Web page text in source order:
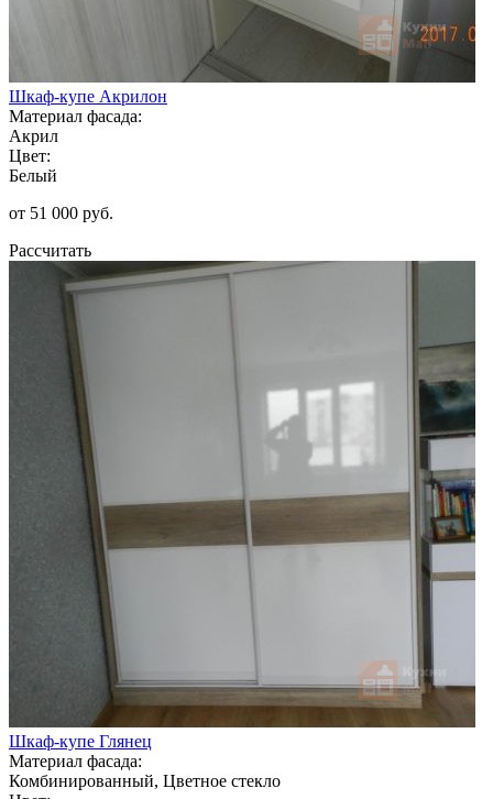
Шкаф-купе Акрилон
Материал фасада:
Акрил
Цвет:
Белый
от 51 000 руб.
Рассчитать
Шкаф-купе Глянец
Материал фасада:
Комбинированный, Цветное стекло